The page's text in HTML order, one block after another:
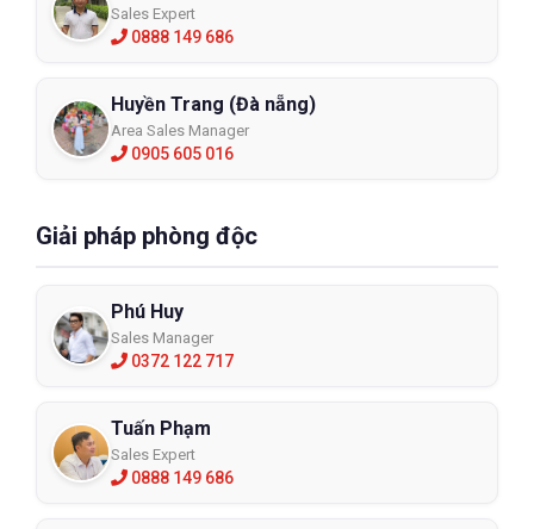
Sales Expert
0888 149 686
Huyền Trang (Đà nẵng)
Area Sales Manager
0905 605 016
Giải pháp phòng độc
Phú Huy
Sales Manager
0372 122 717
Tuấn Phạm
Sales Expert
0888 149 686